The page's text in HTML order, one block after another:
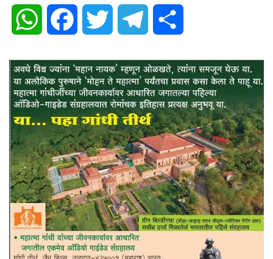
WhatsApp Facebook Twitter Telegram